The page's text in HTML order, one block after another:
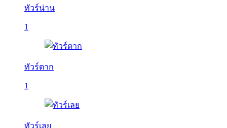
ทัวร์น่าน
1
ทัวร์ตาก
1
ทัวร์เลย